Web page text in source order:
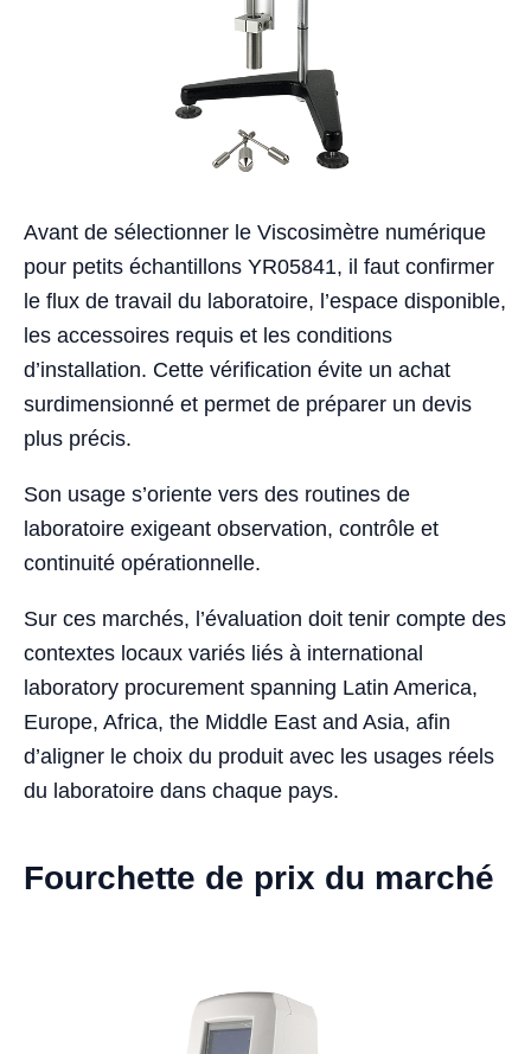
Avant de sélectionner le Viscosimètre numérique
pour petits échantillons YR05841, il faut confirmer
le flux de travail du laboratoire, l’espace disponible,
les accessoires requis et les conditions
d’installation. Cette vérification évite un achat
surdimensionné et permet de préparer un devis
plus précis.
Son usage s’oriente vers des routines de
laboratoire exigeant observation, contrôle et
continuité opérationnelle.
Sur ces marchés, l’évaluation doit tenir compte des
contextes locaux variés liés à international
laboratory procurement spanning Latin America,
Europe, Africa, the Middle East and Asia, afin
d’aligner le choix du produit avec les usages réels
du laboratoire dans chaque pays.
Fourchette de prix du marché